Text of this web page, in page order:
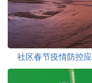
社区春节疫情防控